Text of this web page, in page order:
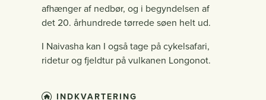
afhænger af nedbør, og i begyndelsen af
det 20. århundrede tørrede søen helt ud.
I Naivasha kan I også tage på cykelsafari,
ridetur og fjeldtur på vulkanen Longonot.
INDKVARTERING